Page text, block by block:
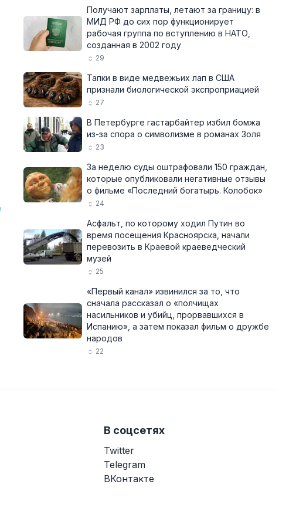
Получают зарплаты, летают за границу: в
МИД РФ до сих пор функционирует
рабочая группа по вступлению в НАТО,
созданная в 2002 году
29
Тапки в виде медвежьих лап в США
признали биологической экспроприацией
27
В Петербурге гастарбайтер избил бомжа
из-за спора о символизме в романах Золя
23
За неделю суды оштрафовали 150 граждан,
которые опубликовали негативные отзывы
о фильме «Последний богатырь. Колобок»
24
Асфальт, по которому ходил Путин во
время посещения Красноярска, начали
перевозить в Краевой краеведческий
музей
25
«Первый канал» извинился за то, что
сначала рассказал о «полчищах
насильников и убийц, прорвавшихся в
Испанию», а затем показал фильм о дружбе
народов
22
В соцсетях
Twitter
Telegram
ВКонтакте